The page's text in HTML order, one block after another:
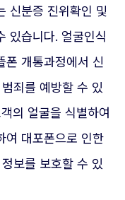
신분증 진위확인 및
있습니다. 얼굴인식
폰 개통과정에서 신
죄를 예방할 수 있
의 얼굴을 식별하여
여 대포폰으로 인한
보를 보호할 수 있